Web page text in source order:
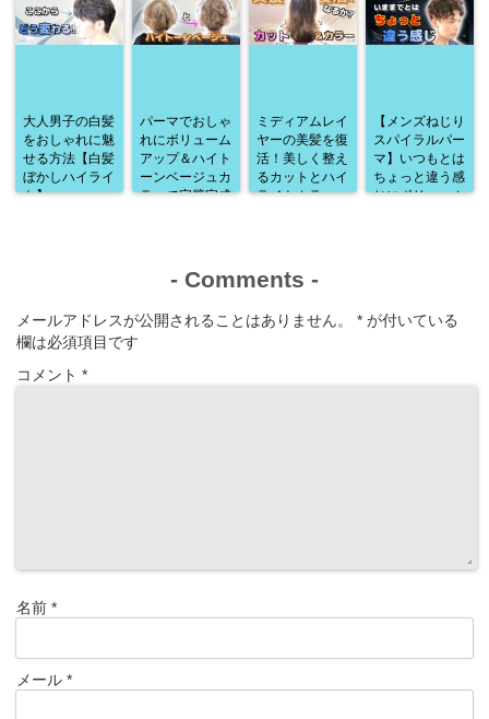
大人男子の白髪
をおしゃれに魅
せる方法【白髪
ぼかしハイライ
ト】
パーマでおしゃ
れにボリューム
アップ＆ハイト
ーンベージュカ
ラーで完璧完成
ミディアムレイ
ヤーの美髪を復
活！美しく整え
るカットとハイ
ライトカラー
【メンズねじり
スパイラルパー
マ】いつもとは
ちょっと違う感
じにボリューム
- Comments -
メールアドレスが公開されることはありません。 * が付いている
欄は必須項目です
コメント *
名前 *
メール *